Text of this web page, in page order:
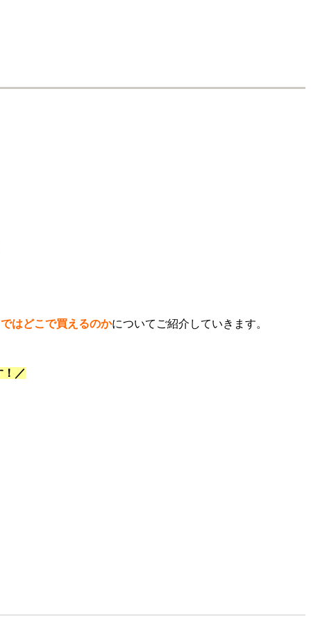
はどこで買えるのかについてご紹介していきます。
！／